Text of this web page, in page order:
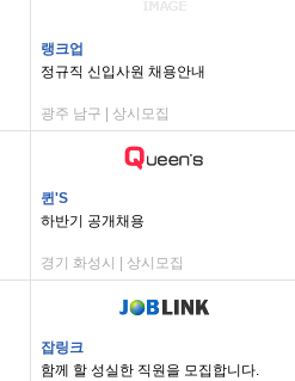
랭크업
정규직 신입사원 채용안내
광주 남구 | 상시모집
퀸'S
하반기 공개채용
경기 화성시 | 상시모집
잡링크
함께 할 성실한 직원을 모집합니다.